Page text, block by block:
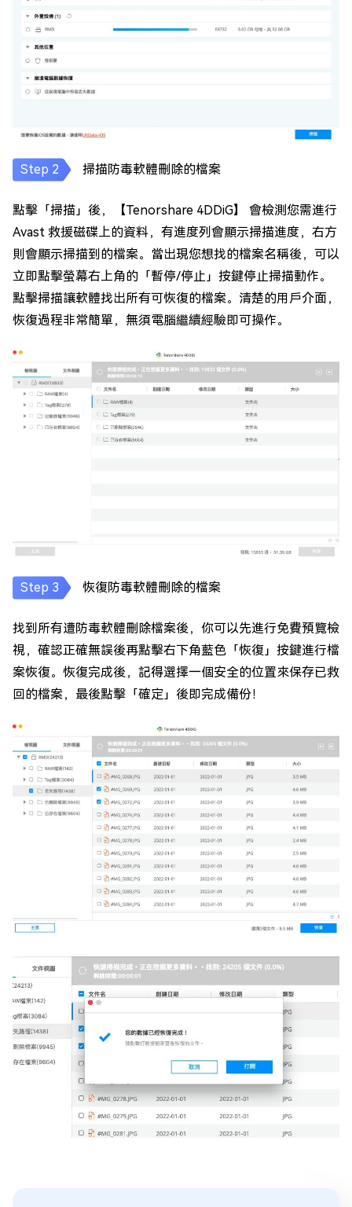
掃描防毒軟體刪除的檔案
點擊「掃描」後，【Tenorshare 4DDiG】 會檢測您需進行
Avast 救援磁碟上的資料，有進度列會顯示掃描進度，右方
則會顯示掃描到的檔案。當出現您想找的檔案名稱後，可以
立即點擊螢幕右上角的「暫停/停止」按鍵停止掃描動作。
點擊掃描讓軟體找出所有可恢復的檔案。清楚的用戶介面，
恢復過程非常簡單，無須電腦繼續經驗即可操作。
恢復防毒軟體刪除的檔案
找到所有遭防毒軟體刪除檔案後，你可以先進行免費預覽檢
視，確認正確無誤後再點擊右下角藍色「恢復」按鍵進行檔
案恢復。恢復完成後，記得選擇一個安全的位置來保存已救
回的檔案，最後點擊「確定」後即完成備份！